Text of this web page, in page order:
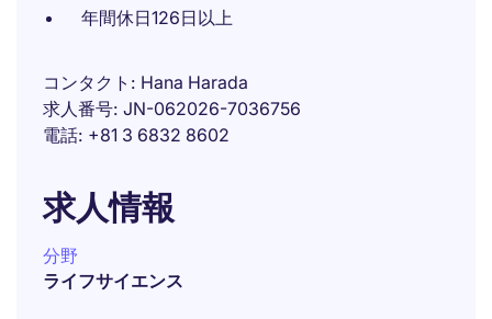
年間休日126日以上
コンタクト
Hana Harada
求人番号 JN-062026-7036756
電話 +81 3 6832 8602
求人情報
分野
ライフサイエンス